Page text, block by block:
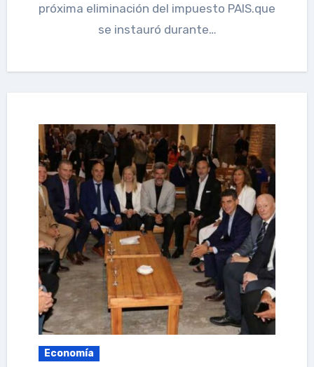
próxima eliminación del impuesto PAIS.que
se instauró durante…
Economía